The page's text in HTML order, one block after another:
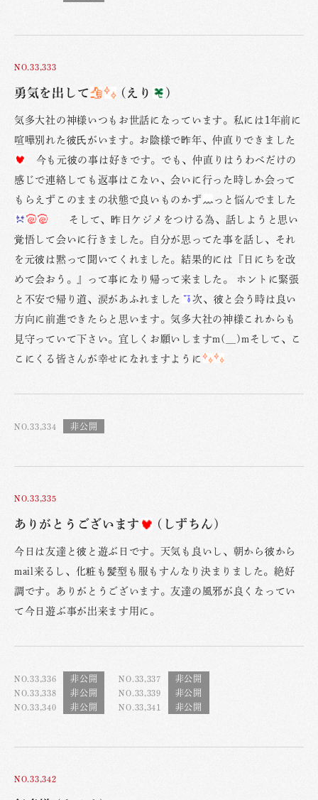
NO.33,333
勇気を出して (えり )
気多大社の神様いつもお世話になっています。私には1年前に
喧嘩別れた彼氏がいます。お陰様で昨年、仲直りできました
今も元彼の事は好きです。でも、仲直りはうわべだけの
感じで連絡しても返事はこない、会いに行った時しか会って
もらえずこのままの状態で良いものかず
っと悩んでました
そして、昨日ケジメをつける為、話しようと思い
覚悟して会いに行きました。自分が思ってた事を話し、それ
を元彼は黙って聞いてくれました。結果的には『日にちを改
めて会おう。』って事になり帰って来ました。 ホントに緊張
と不安で帰り道、涙があふれました
次、彼と会う時は良い
方向に前進できたらと思います。気多大社の神様これからも
見守っていて下さい。宜しくお願いしますm(__)mそして、こ
こにくる皆さんが幸せになれますように
NO.33,334
NO.33,335
ありがとうございます (しずちん)
今日は友達と彼と遊ぶ日です。天気も良いし、朝から彼から
mail来るし、化粧も髪型も服もすんなり決まりました。絶好
調です。ありがとうございます。友達の風邪が良くなってい
て今日遊ぶ事が出来ます用に。
NO.33,336
NO.33,337
NO.33,338
NO.33,339
NO.33,340
NO.33,341
NO.33,342